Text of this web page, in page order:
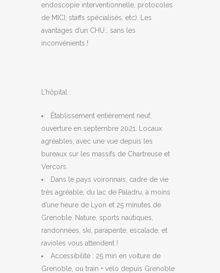
endoscopie interventionnelle, protocoles
de MICI, staffs spécialisés, etc). Les
avantages d’un CHU… sans les
inconvénients !
L’hôpital :
Établissement entièrement neuf,
ouverture en septembre 2021. Locaux
agréables, avec une vue depuis les
bureaux sur les massifs de Chartreuse et
Vercors.
Dans le pays voironnais, cadre de vie
très agréable, du lac de Paladru, à moins
d’une heure de Lyon et 25 minutes de
Grenoble. Nature, sports nautiques,
randonnées, ski, parapente, escalade, et
ravioles vous attendent !
Accessibilité : 25 min en voiture de
Grenoble, ou train + vélo depuis Grenoble